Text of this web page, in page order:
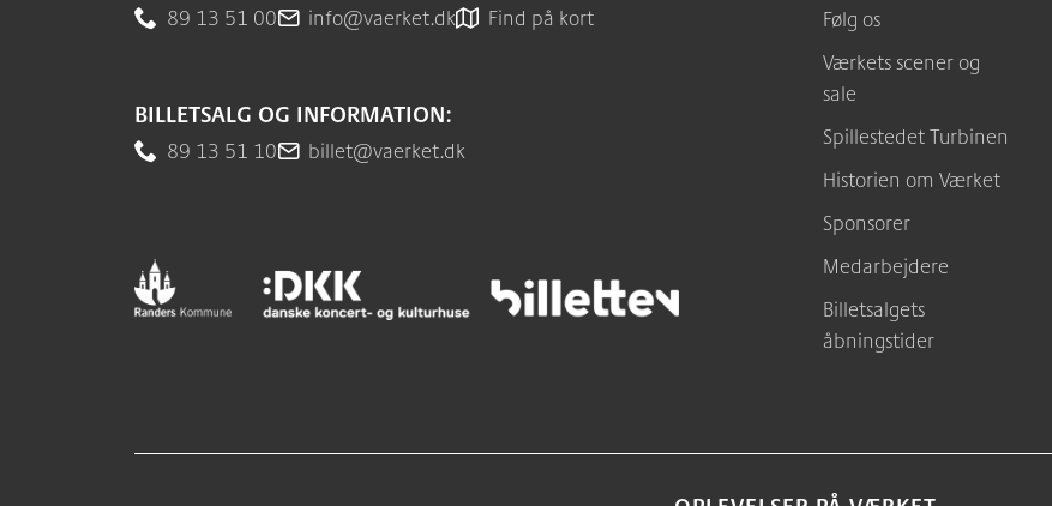
89 13 51 00
info@vaerket.dk Find på kort
BILLETSALG OG INFORMATION:
89 13 51 10 billet@vaerket.dk
Følg os
Værkets scener og
sale
Spillestedet Turbinen
Historien om Værket
Sponsorer
Medarbejdere
Billetsalgets
åbningstider